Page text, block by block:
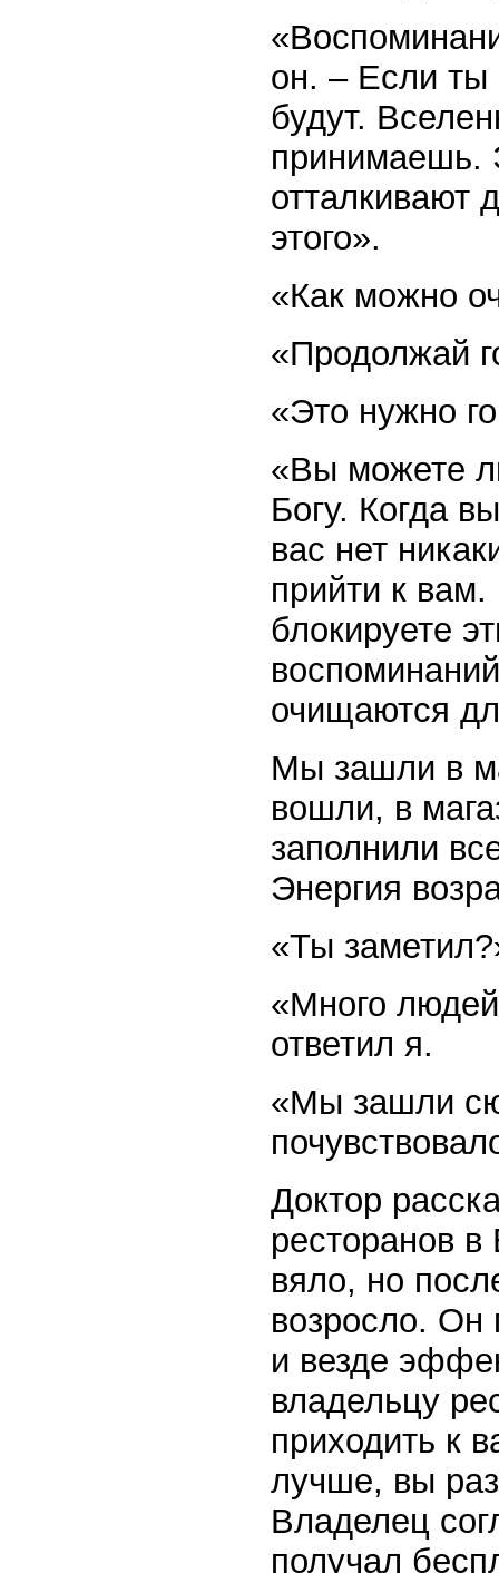
он. – Если ты
будут.
принимаешь.
отталкивают
этого».
«Как можно
«Продолжай
«Это нужно
«Вы можете
Богу. Когда
вас нет
прийти к
блокируете
очищаются
Мы зашли в
вошли, в
заполнили
Энергия
«Ты
«Много
ответил я.
«Мы зашли
Доктор
ресторанов
вяло, но
возросло. Он
и везде
владельцу
приходить к
лучше, вы
Владелец
получал